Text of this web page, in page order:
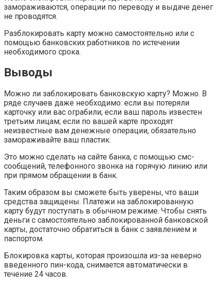
замораживаются, операции по переводу и выдаче денег
не проводятся.
Разблокировать карту можно самостоятельно или с
помощью банковских работников по истечении
необходимого срока.
Выводы
Можно ли заблокировать банковскую карту? Можно. В
ряде случаев даже необходимо: если вы потеряли
карточку или вас ограбили; если ваш пароль известен
третьим лицам; если по вашей карте проходят
неизвестные вам денежные операции, обязательно
замораживайте ваш пластик.
Это можно сделать на сайте банка, с помощью смс-
сообщений, телефонного звонка на горячую линию или
при прямом обращении в банк.
Таким образом вы сможете быть уверены, что ваши
средства защищены. Платежи на заблокированную
карту будут поступать в обычном режиме. Чтобы снять
деньги с самостоятельно заблокированной банковской
карты, достаточно обратиться в банк с заявлением и
паспортом.
Блокировка карты, которая произошла из-за неверно
введенного пин-кода, снимается автоматически в
течение 24 часов.